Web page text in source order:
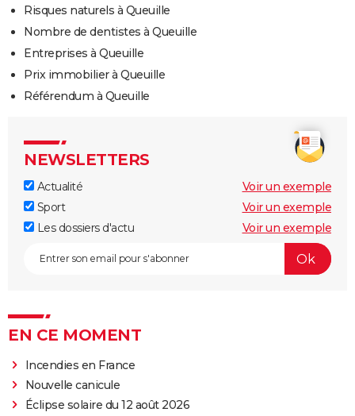
Risques naturels à Queuille
Nombre de dentistes à Queuille
Entreprises à Queuille
Prix immobilier à Queuille
Référendum à Queuille
NEWSLETTERS
Actualité
Voir un exemple
Sport
Voir un exemple
Les dossiers d'actu
Voir un exemple
EN CE MOMENT
Incendies en France
Nouvelle canicule
Éclipse solaire du 12 août 2026